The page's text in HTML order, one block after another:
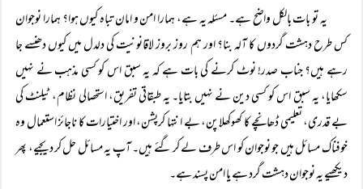
یہ تو بات بالکل واضح ہے۔ مسئلہ یہ ہے، ہمارا امن و امان تباہ کیوں ہوا؟ ہمارا نوجوان
کس طرح دہشت گردوں کا آلہ بنا؟ اور ہم روز بروز لاقانونیت کی دلدل میں کیوں دھنسے جا
رہے ہیں؟ جناب صدر! نوٹ کرنے کی بات ہے کہ یہ سبق اس کو کسی مذہب نے نہیں
سکھایا، یہ سبق اس کو کسی دین نے نہیں بتایا۔ یہ طبقاتی تفریق، استحصالی نظام، ٹیلنٹ کی
بے قدری، تعلیمی ڈھانچے کا کھوکھلاپن، بے انتہا کرپشن، اور اختیارات کا ناجائز استعمال وہ
خوفناک مسائل ہیں جو نوجوان کو اس طرف لے کر گئے ہیں۔ آپ یہ مسائل حل کر دیجیے، پھر
دیکھیے یہ نوجوان دہشت گرد ہے یا امن پسند ہے۔